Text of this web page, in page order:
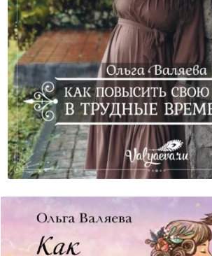
Как Повысить Свою Силу В